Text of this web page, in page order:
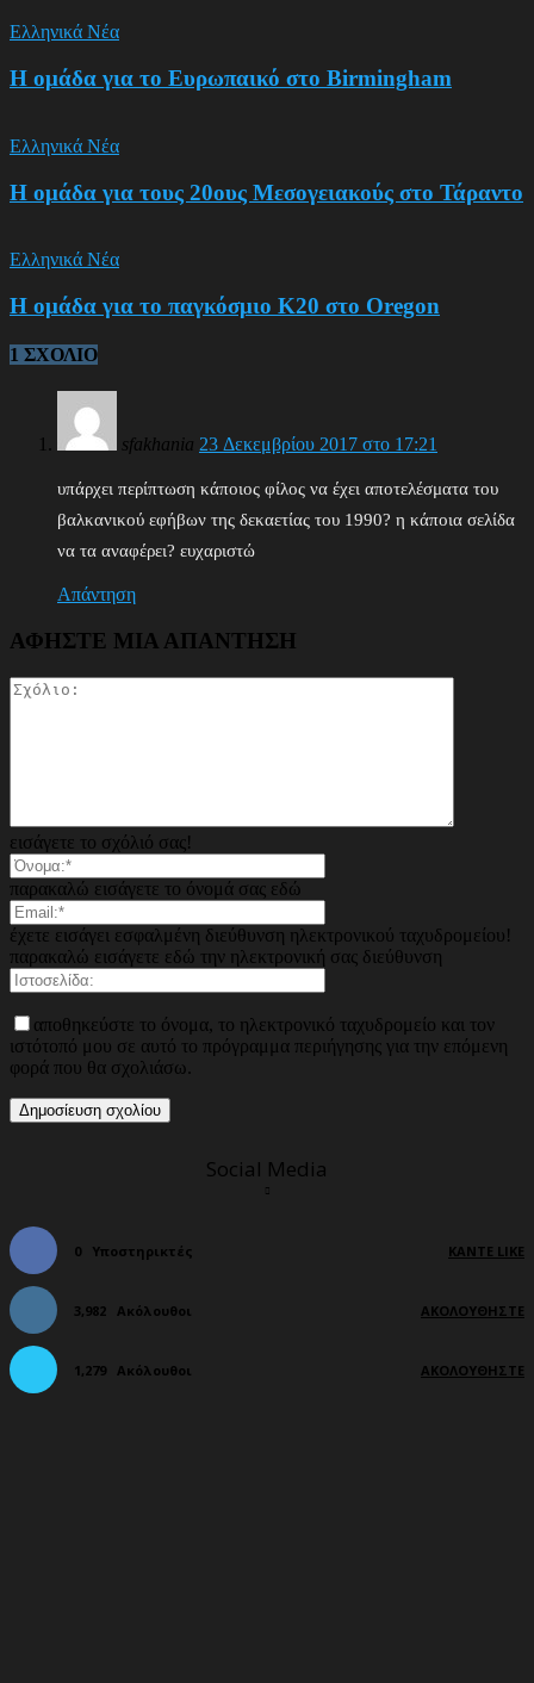
Ελληνικά Νέα
Η ομάδα για το Ευρωπαικό στο Birmingham
Ελληνικά Νέα
Η ομάδα για τους 20ους Μεσογειακούς στο Τάραντο
Ελληνικά Νέα
Η ομάδα για το παγκόσμιο Κ20 στο Oregon
1 ΣΧΟΛΙΟ
sfakhania 23 Δεκεμβρίου 2017 στο 17:21
υπάρχει περίπτωση κάποιος φίλος να έχει αποτελέσματα του
βαλκανικού εφήβων της δεκαετίας του 1990? η κάποια σελίδα
να τα αναφέρει? ευχαριστώ
Απάντηση
ΑΦΗΣΤΕ ΜΙΑ ΑΠΑΝΤΗΣΗ
εισάγετε το σχόλιό σας!
παρακαλώ εισάγετε το όνομά σας εδώ
έχετε εισάγει εσφαλμένη διεύθυνση ηλεκτρονικού ταχυδρομείου!
παρακαλώ εισάγετε εδώ την ηλεκτρονική σας διεύθυνση
αποθηκεύστε το όνομα, το ηλεκτρονικό ταχυδρομείο και τον
ιστότοπό μου σε αυτό το πρόγραμμα περιήγησης για την επόμενη
φορά που θα σχολιάσω.
Social Media
0 Υποστηρικτές ΚΆΝΤΕ LIKE
3,982 Ακόλουθοι ΑΚΟΛΟΥΘΉΣΤΕ
1,279 Ακόλουθοι ΑΚΟΛΟΥΘΉΣΤΕ